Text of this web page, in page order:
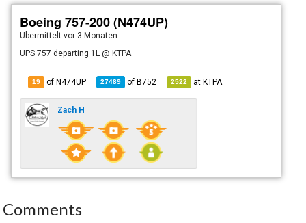
Boeing 757-200 (N474UP)
Übermitteltvor 3 Monaten
UPS 757 departing 1L @ KTPA
19 of N474UP 27489 ofB752 2522 atKTPA
Zach H
Comments